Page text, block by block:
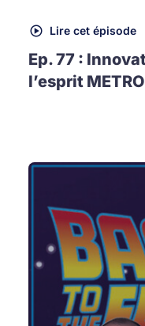
Lire cet épisode
Ep. 77 :
l’esprit